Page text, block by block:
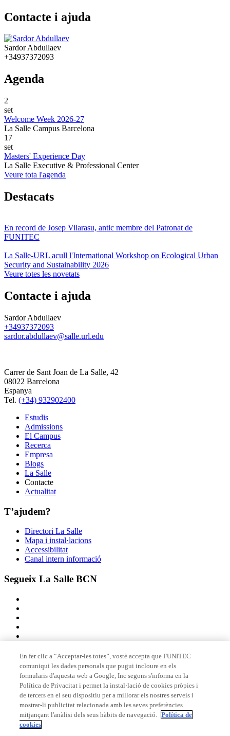
Contacte i ajuda
Sardor Abdullaev
+34937372093
Agenda
2
set
Welcome Week 2026-27
La Salle Campus Barcelona
17
set
Masters' Experience Day
La Salle Executive & Professional Center
Veure tota l'agenda
Destacats
En record de Josep Vilarasu, antic membre del Patronat de
FUNITEC
La Salle-URL acull l'International Workshop on Ecological Urban
Security and Sustainability 2026
Veure totes les novetats
Contacte i ajuda
Sardor Abdullaev
+34937372093
sardor.abdullaev@salle.url.edu
Carrer de Sant Joan de La Salle, 42
08022 Barcelona
Espanya
Tel. (+34) 932902400
Estudis
Admissions
El Campus
Recerca
Empresa
Blogs
La Salle
Contacte
Actualitat
T’ajudem?
Directori La Salle
Mapa i instal·lacions
Accessibilitat
Canal intern informació
Segueix La Salle BCN
Membre de
Acreditacions
En fer clic a “Acceptar-les totes”, vostè accepta que FUNITEC
comuniqui les dades personals que pugui incloure en els
formularis d'aquesta web a Google, Inc segons s'informa en la
Política de Privacitat i permet la instal·lació de cookies pròpies i
de tercers en el seu dispositiu per a millorar els nostres serveis i
mostrar-li publicitat relacionada amb les seves preferències
mitjançant l'anàlisi dels seus hàbits de navegació. Política de
cookies